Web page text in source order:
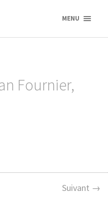
MENU
Fournier,
Suivant →